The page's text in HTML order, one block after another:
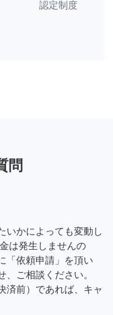
認定制度
問
いかによっても変動し
は発生しませんの
「依頼申請」を頂い
、ご相談ください。
済前）であれば、キャ